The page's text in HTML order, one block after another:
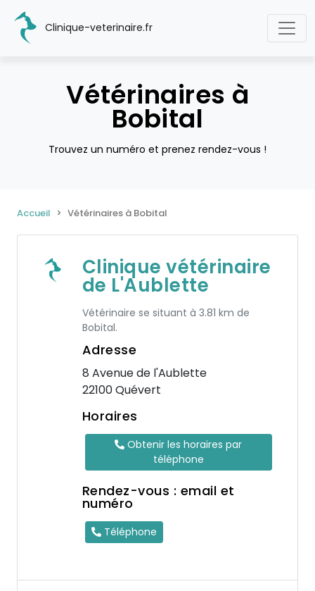
Clinique-veterinaire.fr
Vétérinaires à
Bobital
Trouvez un numéro et prenez rendez-vous !
Accueil Vétérinaires à Bobital
Clinique vétérinaire
de L'Aublette
Vétérinaire se situant à 3.81 km de
Bobital.
Adresse
8 Avenue de l'Aublette
22100 Quévert
Horaires
Obtenir les horaires par
téléphone
Rendez-vous : email et
numéro
Téléphone